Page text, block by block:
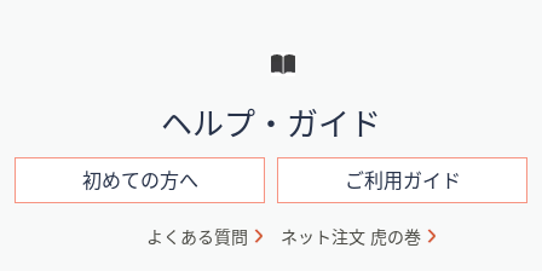
ン
ヘルプ・ガイド
初めての方へ ご利用ガイド
よくある質問 ネット注文 虎の巻